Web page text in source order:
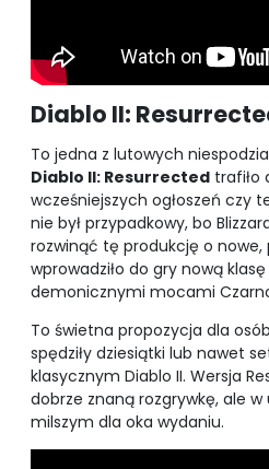
Diablo II:
To jedna z lutowych
Diablo II: Resurrected trafiło
wcześniejszych ogłoszeń czy
nie był przypadkowy, bo
rozwinąć tę produkcję o nowe,
wprowadziło do gry nową
demonicznymi mocami
To świetna propozycja dla
spędziły dziesiątki lub nawet
klasycznym Diablo II. Wersja
dobrze znaną rozgrywkę, ale
milszym dla oka wydaniu.